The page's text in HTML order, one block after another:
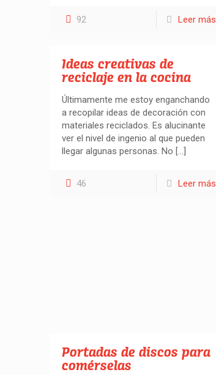
92 Leer más
Ideas creativas de
reciclaje en la cocina
Últimamente me estoy enganchando
a recopilar ideas de decoración con
materiales reciclados. Es alucinante
ver el nivel de ingenio al que pueden
llegar algunas personas. No […]
46 Leer más
Portadas de discos para
comérselas